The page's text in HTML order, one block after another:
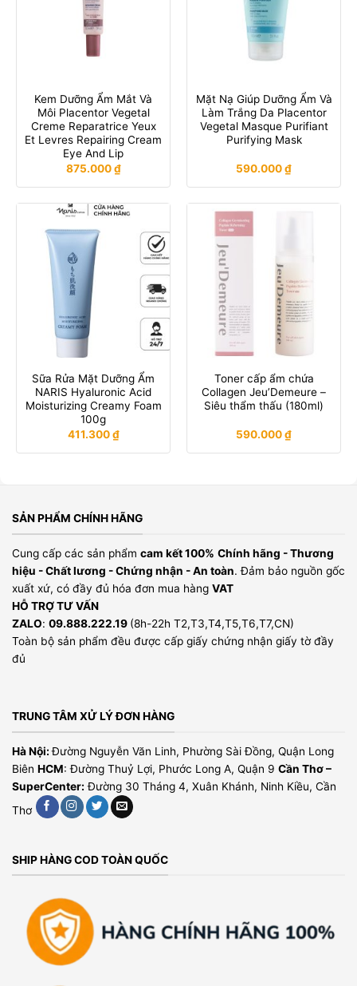
Kem Dưỡng Ẩm Mắt Và
Môi Placentor Vegetal
Creme Reparatrice Yeux
Et Levres Repairing Cream
Eye And Lip
875.000₫
Mặt Nạ Giúp Dưỡng Ẩm Và
Làm Trắng Da Placentor
Vegetal Masque Purifiant
Purifying Mask
590.000₫
Sữa Rửa Mặt Dưỡng Ẩm
NARIS Hyaluronic Acid
Moisturizing Creamy Foam
100g
411.300₫
Toner cấp ẩm chứa
Collagen Jeu’Demeure –
Siêu thẩm thấu (180ml)
590.000₫
SẢN PHẨM CHÍNH HÃNG
Cung cấp các sản phẩm cam kết 100% Chính hãng - Thương
hiệu - Chất lương - Chứng nhận - An toàn. Đảm bảo nguồn gốc
xuất xứ, có đầy đủ hóa đơn mua hàng VAT
HỖ TRỢ TƯ VẤN
ZALO: 09.888.222.19 (8h-22h T2,T3,T4,T5,T6,T7,CN)
Toàn bộ sản phẩm đều được cấp giấy chứng nhận giấy tờ đầy
đủ
TRUNG TÂM XỬ LÝ ĐƠN HÀNG
Hà Nội:Đường Nguyễn Văn Linh, Phường Sài Đồng, Quận Long
Biên HCM: Đường Thuỷ Lợi, Phước Long A, Quận 9 Cần Thơ –
SuperCenter: Đường 30 Tháng 4, Xuân Khánh, Ninh Kiều, Cần
Thơ
SHIP HÀNG COD TOÀN QUỐC